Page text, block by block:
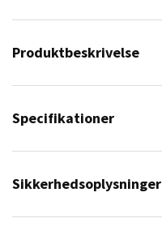
Produktbeskrivelse
Specifikationer
Sikkerhedsoplysninger